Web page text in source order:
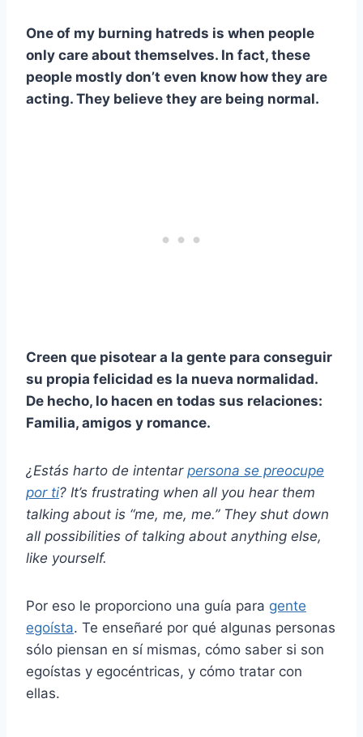
One of my burning hatreds is when people
only care about themselves. In fact, these
people mostly don’t even know how they are
acting. They believe they are being normal.
Creen que pisotear a la gente para conseguir
su propia felicidad es la nueva normalidad.
De hecho, lo hacen en todas sus relaciones:
Familia, amigos y romance.
¿Estás harto de intentar persona se preocupe
por ti? It’s frustrating when all you hear them
talking about is “me, me, me.” They shut down
all possibilities of talking about anything else,
like yourself.
Por eso le proporciono una guía para gente
egoísta. Te enseñaré por qué algunas personas
sólo piensan en sí mismas, cómo saber si son
egoístas y egocéntricas, y cómo tratar con
ellas.